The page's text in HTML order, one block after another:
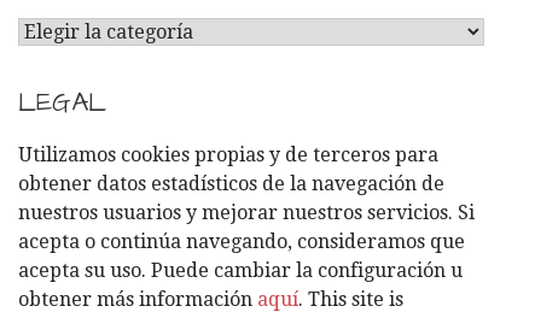
C
T
E
G
O
R
Í
A
S
LEGAL
Utilizamos cookies propias y de terceros para
obtener datos estadísticos de la navegación de
nuestros usuarios y mejorar nuestros servicios. Si
acepta o continúa navegando, consideramos que
acepta su uso. Puede cambiar la configuración u
obtener más información aquí. This site is